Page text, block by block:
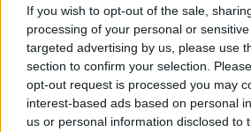
If you wish to opt-out of the sale,
processing of your personal or
targeted advertising by us, please use
section to confirm your selection.
opt-out request is processed you may
interest-based ads based on personal
us or personal information disclosed to